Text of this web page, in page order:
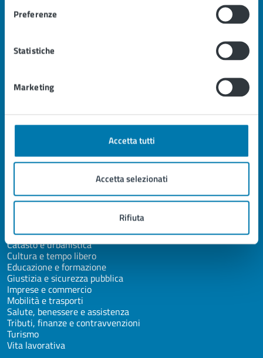
Preferenze
Statistiche
Marketing
Accetta tutti
Accetta selezionati
Rifiuta
Città di Pescia
AMMINISTRAZIONE
Uffici
Personale amministrativo
Ambiente
Autorizzazioni
Catasto e urbanistica
Cultura e tempo libero
Educazione e formazione
Giustizia e sicurezza pubblica
Imprese e commercio
Mobilità e trasporti
Salute, benessere e assistenza
Tributi, finanze e contravvenzioni
Turismo
Vita lavorativa